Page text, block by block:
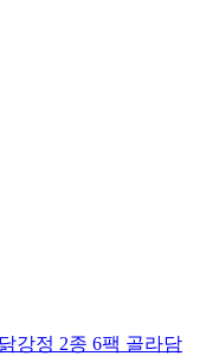
강정 2종 6팩 골라담